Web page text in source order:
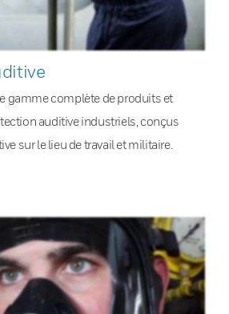
gamme complète de produits et
auditive industriels, conçus
sur le lieu de travail et militaire.